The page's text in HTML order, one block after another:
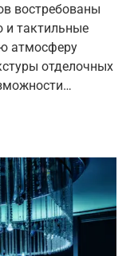
востребованы
и тактильные
атмосферу
отделочных